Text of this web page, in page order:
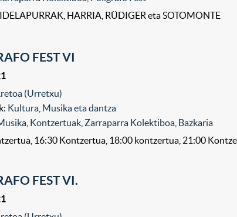
HARRIA, RÜDIGER eta SOTOMONTE
FEST VI
(Urretxu)
Kultura Musika eta dantza
Kontzertuak Zarraparra Kolektiboa Bazkaria
16:30 Kontzertua, 18:00 kontzertua, 21:00
FEST VI.